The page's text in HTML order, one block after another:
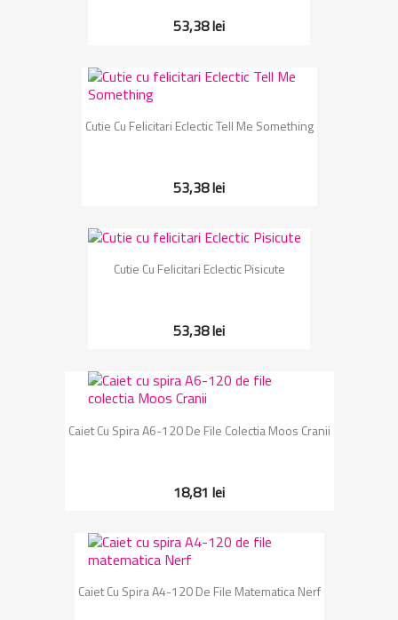
53,38 lei
Cutie Cu Felicitari Eclectic Tell Me Something
53,38 lei
Cutie Cu Felicitari Eclectic Pisicute
53,38 lei
Caiet Cu Spira A6-120 De File Colectia Moos Cranii
18,81 lei
Caiet Cu Spira A4-120 De File Matematica Nerf